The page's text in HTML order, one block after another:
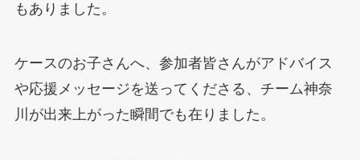
もありました。
ケースのお子さんへ、参加者皆さんがアドバイス
や応援メッセージを送ってくださる、チーム神奈
川が出来上がった瞬間でも在りました。